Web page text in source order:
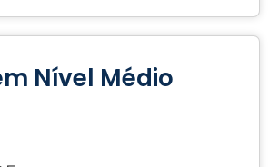
Nível Médio